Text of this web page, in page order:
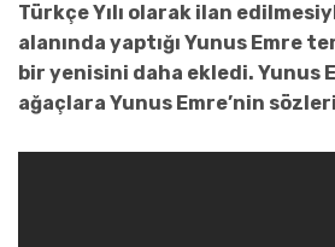
Türkçe Yılı olarak ilan
alanında yaptığı Yunus Emre
bir yenisini daha ekledi. Yunus
ağaçlara Yunus Emre’nin sözleri